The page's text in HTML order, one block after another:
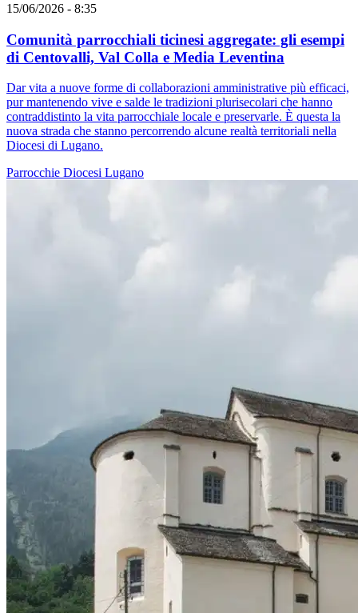
15/06/2026 - 8:35
Comunità parrocchiali ticinesi aggregate: gli esempi
di Centovalli, Val Colla e Media Leventina
Dar vita a nuove forme di collaborazioni amministrative più efficaci,
pur mantenendo vive e salde le tradizioni plurisecolari che hanno
contraddistinto la vita parrocchiale locale e preservarle. È questa la
nuova strada che stanno percorrendo alcune realtà territoriali nella
Diocesi di Lugano.
Parrocchie Diocesi Lugano